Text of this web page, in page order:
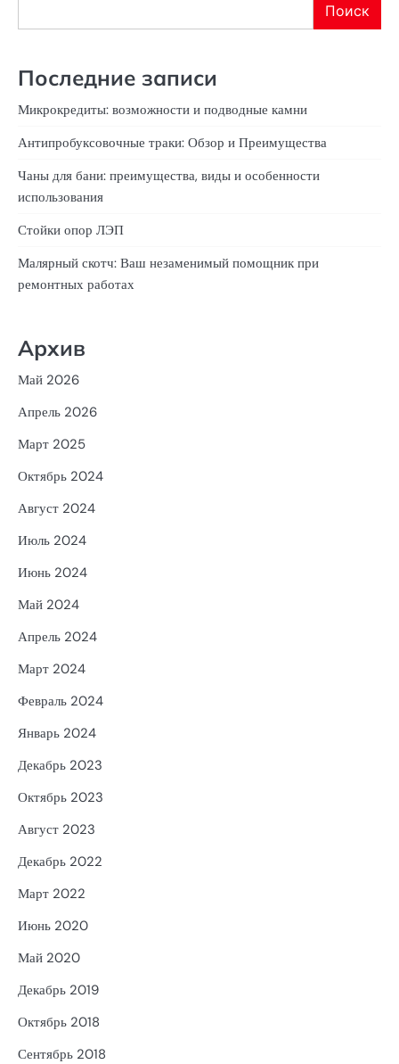
Поиск
Последние записи
Микрокредиты: возможности и подводные камни
Антипробуксовочные траки: Обзор и Преимущества
Чаны для бани: преимущества, виды и особенности
использования
Стойки опор ЛЭП
Малярный скотч: Ваш незаменимый помощник при
ремонтных работах
Архив
Май 2026
Апрель 2026
Март 2025
Октябрь 2024
Август 2024
Июль 2024
Июнь 2024
Май 2024
Апрель 2024
Март 2024
Февраль 2024
Январь 2024
Декабрь 2023
Октябрь 2023
Август 2023
Декабрь 2022
Март 2022
Июнь 2020
Май 2020
Декабрь 2019
Октябрь 2018
Сентябрь 2018